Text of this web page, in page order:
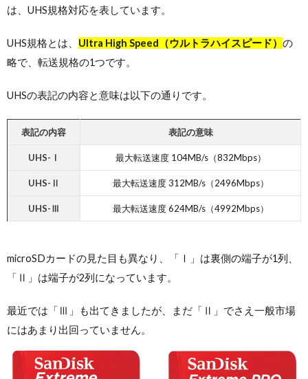
は、UHS規格対応を表しています。
UHS規格とは、 Ultra High Speed（ウルトラハイスピード） の
略で、転送規格の1つです。
UHSの表記の内容と意味は以下の通りです。
表記の内容 表記の意味
UHS-Ⅰ 最大転送速度 104MB/s（832Mbps）
UHS-Ⅱ 最大転送速度 312MB/s（2496Mbps）
UHS-Ⅲ 最大転送速度 624MB/s（4992Mbps）
microSDカードの見た目も異なり、「Ⅰ」は裏側の端子が1列、
「Ⅱ」は端子が2列になっています。
最近では「Ⅲ」も出てきましたが、まだ「Ⅱ」でさえ一般市場
にはあまり出回っていません。